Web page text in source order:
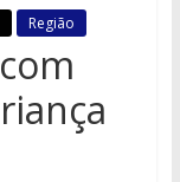
Região